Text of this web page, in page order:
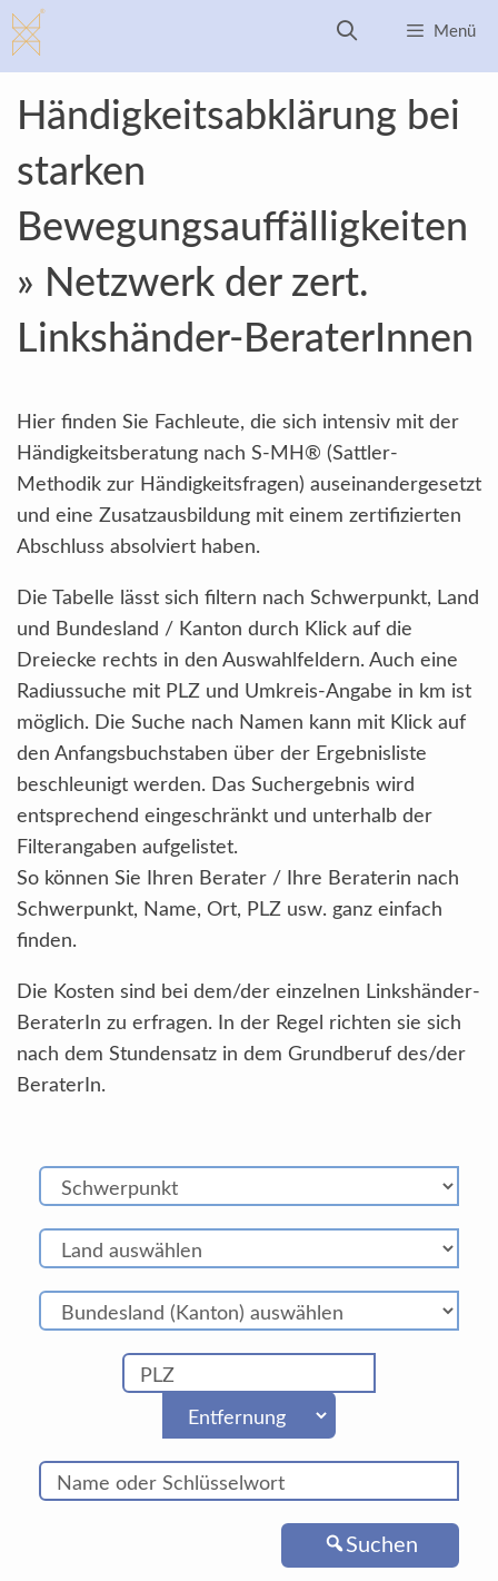
Zum
Inhalt
springen
Menü
Händigkeitsabklärung bei
starken
Bewegungsauffälligkeiten
» Netzwerk der zert.
Linkshänder-BeraterInnen
Hier finden Sie Fachleute, die sich intensiv mit der
Händigkeitsberatung nach S-MH® (Sattler-
Methodik zur Händigkeitsfragen) auseinandergesetzt
und eine Zusatzausbildung mit einem zertifizierten
Abschluss absolviert haben.
Die Tabelle lässt sich filtern nach Schwerpunkt, Land
und Bundesland / Kanton durch Klick auf die
Dreiecke rechts in den Auswahlfeldern. Auch eine
Radiussuche mit PLZ und Umkreis-Angabe in km ist
möglich. Die Suche nach Namen kann mit Klick auf
den Anfangsbuchstaben über der Ergebnisliste
beschleunigt werden. Das Suchergebnis wird
entsprechend eingeschränkt und unterhalb der
Filterangaben aufgelistet.
So können Sie Ihren Berater / Ihre Beraterin nach
Schwerpunkt, Name, Ort, PLZ usw. ganz einfach
finden.
Die Kosten sind bei dem/der einzelnen Linkshänder-
BeraterIn zu erfragen. In der Regel richten sie sich
nach dem Stundensatz in dem Grundberuf des/der
BeraterIn.
Suchen